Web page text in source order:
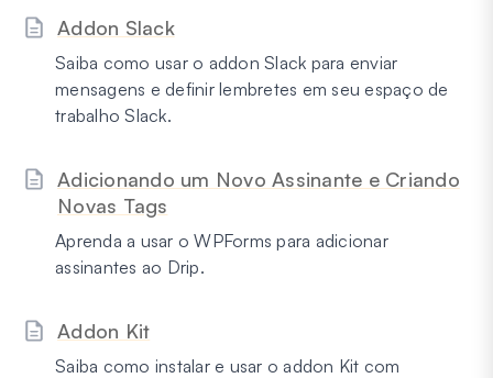
Addon Slack
Saiba como usar o addon Slack para enviar
mensagens e definir lembretes em seu espaço de
trabalho Slack.
Adicionando um Novo Assinante e Criando
Novas Tags
Aprenda a usar o WPForms para adicionar
assinantes ao Drip.
Addon Kit
Saiba como instalar e usar o addon Kit com